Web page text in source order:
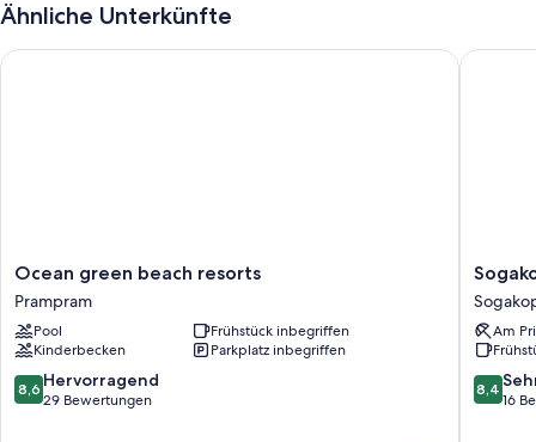
Alle Zimmer bei The Palms at Prampram bieten Annehmlichkeiten wie
eine Klimaanlage sowie Ausstattungsmerkmale wie kostenloses WLAN
und Safes.
Duschen und kostenlose Toilettenartikel
Ähnliche Unterkünfte
Ocean
green
beach
resorts
Prampram
Ocean green beach resorts
Prampram
Pool
Frühstück inbegriffen
Kinderbecken
Parkplatz inbegriffen
8.6
von
8,6 Hervorragend
29 Bewertungen
Ocean green beach resorts
Beach
Resort
&
Spa
Am
8.4
von
8,4
16